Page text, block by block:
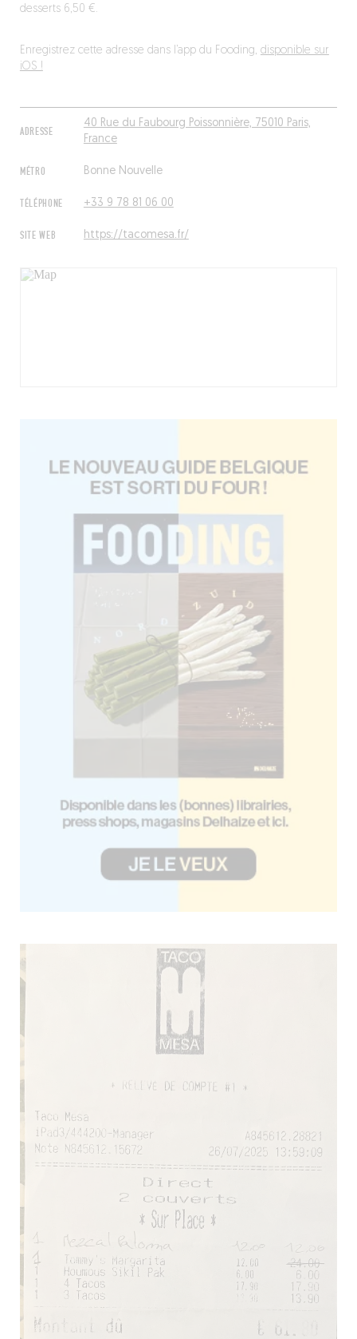
ADRESSE
40 Rue du Faubourg Poissonnière, 75010 Paris,
France
MÉTRO Bonne Nouvelle
TÉLÉPHONE +33 9 78 81 06 00
SITE WEB https://tacomesa.fr/
desserts 6,50 €.
Enregistrez cette adresse dans l’app du Fooding, disponible sur
iOS !